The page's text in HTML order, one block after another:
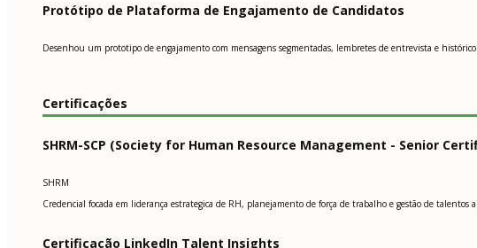
Protótipo de Plataforma de Engajamento de Candidatos
Desenhou um prototipo de engajamento com mensagens segmentadas, lembretes de entrevista e
Certificações
SHRM-SCP (Society for Human Resource Management - Senior
SHRM
Credencial focada em liderança estrategica de RH, planejamento de força de trabalho e gestão de talentos
Certificação LinkedIn Talent Insights